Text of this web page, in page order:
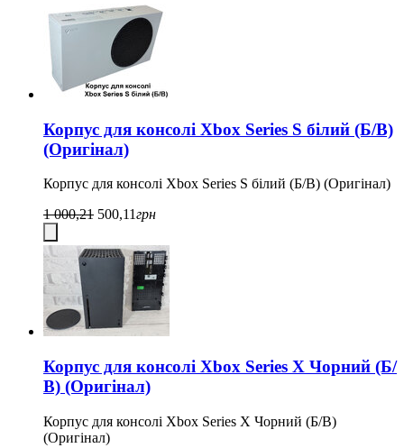
Корпус для консолі Xbox Series S білий (Б/В)
(Оригінал)
Корпус для консолі Xbox Series S білий (Б/В) (Оригінал)
1 000,21 500,11грн
Корпус для консолі Xbox Series X Чорний (Б/
В) (Оригінал)
Корпус для консолі Xbox Series X Чорний (Б/В)
(Оригінал)